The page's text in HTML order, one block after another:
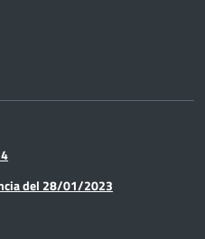
del 28/01/2023